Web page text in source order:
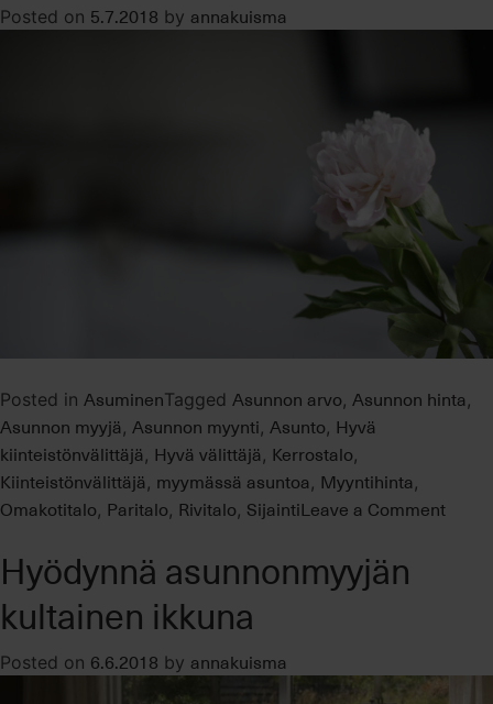
Posted on 5.7.2018 by annakuisma
Posted in AsuminenTagged Asunnon arvo, Asunnon hinta,
Asunnon myyjä, Asunnon myynti, Asunto, Hyvä
kiinteistönvälittäjä, Hyvä välittäjä, Kerrostalo,
Kiinteistönvälittäjä, myymässä asuntoa, Myyntihinta,
Omakotitalo, Paritalo, Rivitalo, SijaintiLeave a Commenton
Hyödynnä asunnonmyyjän
kultainen ikkuna
Posted on 6.6.2018 by annakuisma